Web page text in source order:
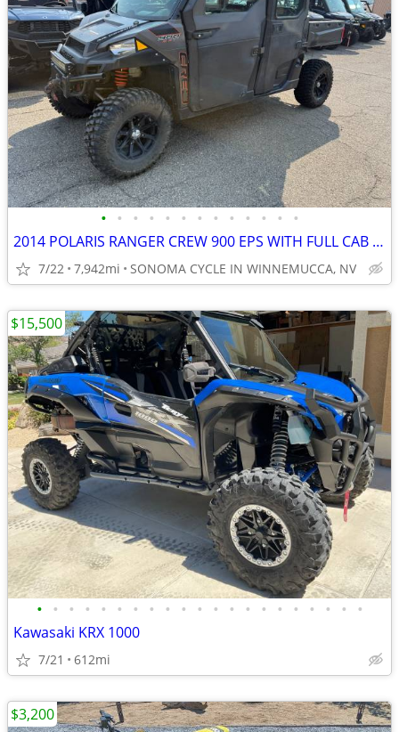
• • • • • • • • • • • • •
2014 POLARIS RANGER CREW 900 EPS WITH FULL CAB AND HEATER
7/22 7,942mi SONOMA CYCLE IN WINNEMUCCA, NV
• • • • • • • • • • • • • • • • • • • • •
Kawasaki KRX 1000
7/21 612mi
$15,500
$3,200